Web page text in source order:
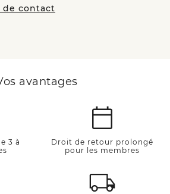
contact
avantages
3 à
Droit de retour prolongé
pour les membres